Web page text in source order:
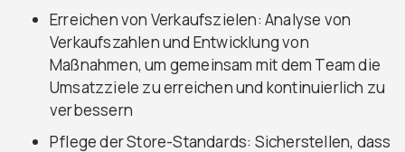
Erreichen von Verkaufszielen: Analyse von
Verkaufszahlen und Entwicklung von
Maßnahmen, um gemeinsam mit dem Team die
Umsatzziele zu erreichen und kontinuierlich zu
verbessern
Pflege der Store-Standards: Sicherstellen, dass